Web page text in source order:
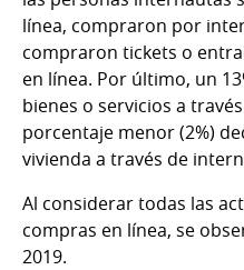
línea, compraron por
compraron tickets o
en línea. Por último, un
bienes o servicios a
porcentaje menor (2%)
vivienda a través de
Al considerar todas las
compras en línea, se
2019.